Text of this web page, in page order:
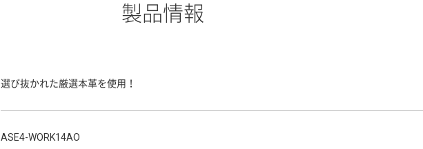
製品情報
選び抜かれた厳選本革を使用！
ASE4-WORK14AO